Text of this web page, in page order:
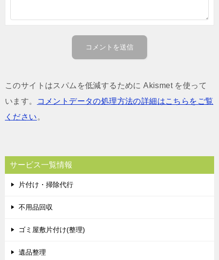
このサイトはスパムを低減するために Akismet を使って
います。
コメントデータの処理方法の詳細はこちらをご覧
ください 。
サービス一覧情報
片付け・掃除代行
不用品回収
ゴミ屋敷片付け(整理)
遺品整理